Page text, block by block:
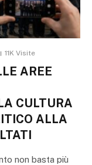
11K Visite
AREE
CULTURA
ALLA
non basta più